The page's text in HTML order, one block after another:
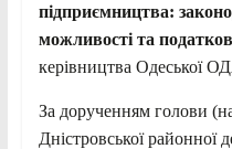
підприємництва:
можливості та
керівництва Одеської
За дорученням голови
Дністровської районної